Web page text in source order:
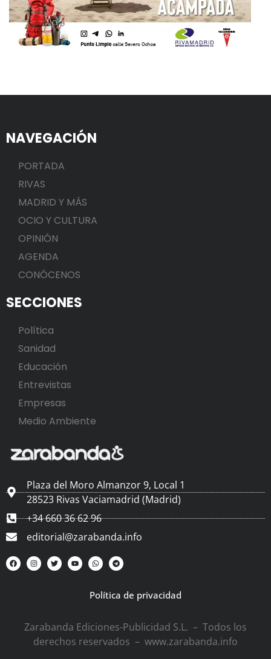
NAVEGACIÓN
PORTADA
RIVAS
MADRID Y MÁS
OCIO Y CULTURA
OPINIÓN
AGENDA
CONÓCENOS
SECCIONES
Política
Sanidad
Educación
Entrevistas
Empresas
Medio Ambiente
Plaza del Moro Almanzor 9, Local 1
28523 Rivas Vaciamadrid (Madrid)
+34 660 36 62 96
editorial@zarabanda.info
Política de privacidad
Zarabanda Ediciones-Publicidad S.L. – Todos los
derechos reservados – www.zarabanda.info